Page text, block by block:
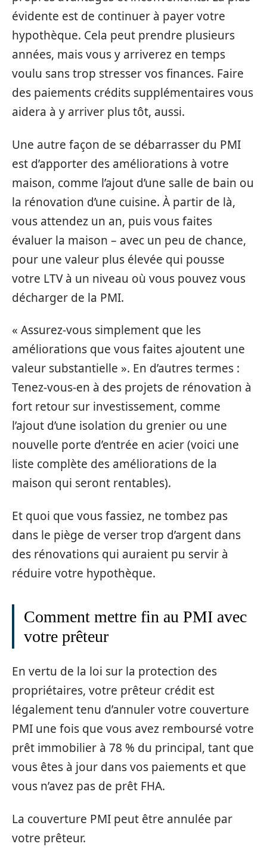
évidente est de continuer à payer votre
hypothèque. Cela peut prendre plusieurs
années, mais vous y arriverez en temps
voulu sans trop stresser vos finances. Faire
des paiements crédits supplémentaires vous
aidera à y arriver plus tôt, aussi.
Une autre façon de se débarrasser du PMI
est d’apporter des améliorations à votre
maison, comme l’ajout d’une salle de bain ou
la rénovation d’une cuisine. À partir de là,
vous attendez un an, puis vous faites
évaluer la maison – avec un peu de chance,
pour une valeur plus élevée qui pousse
votre LTV à un niveau où vous pouvez vous
décharger de la PMI.
« Assurez-vous simplement que les
améliorations que vous faites ajoutent une
valeur substantielle ». En d’autres termes :
Tenez-vous-en à des projets de rénovation à
fort retour sur investissement, comme
l’ajout d’une isolation du grenier ou une
nouvelle porte d’entrée en acier (voici une
liste complète des améliorations de la
maison qui seront rentables).
Et quoi que vous fassiez, ne tombez pas
dans le piège de verser trop d’argent dans
des rénovations qui auraient pu servir à
réduire votre hypothèque.
Comment mettre fin au PMI avec
votre prêteur
En vertu de la loi sur la protection des
propriétaires, votre prêteur crédit est
légalement tenu d’annuler votre couverture
PMI une fois que vous avez remboursé votre
prêt immobilier à 78 % du principal, tant que
vous êtes à jour dans vos paiements et que
vous n’avez pas de prêt FHA.
La couverture PMI peut être annulée par
votre prêteur.